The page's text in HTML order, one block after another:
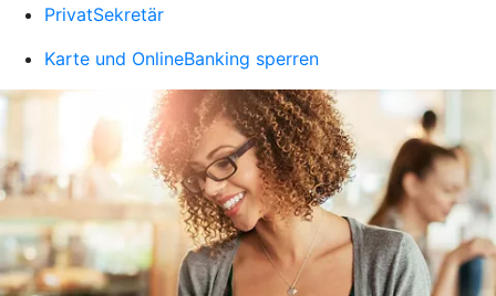
PrivatSekretär
Karte und OnlineBanking sperren